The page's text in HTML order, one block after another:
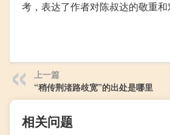
考，表达了作者对陈叔达的敬重
上一篇
“稍传荆渚路歧宽”的出处是哪里
相关问题